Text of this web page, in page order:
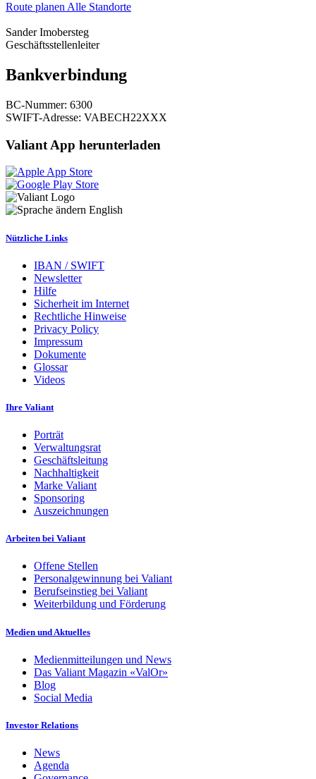
Route planen Alle Standorte
Sander Imobersteg
Geschäftsstellenleiter
Bankverbindung
BC-Nummer: 6300
SWIFT-Adresse: VABECH22XXX
Valiant App herunterladen
English
Nützliche Links
IBAN / SWIFT
Newsletter
Hilfe
Sicherheit im Internet
Rechtliche Hinweise
Privacy Policy
Impressum
Dokumente
Glossar
Videos
Ihre Valiant
Porträt
Verwaltungsrat
Geschäftsleitung
Nachhaltigkeit
Marke Valiant
Sponsoring
Auszeichnungen
Arbeiten bei Valiant
Offene Stellen
Personalgewinnung bei Valiant
Berufseinstieg bei Valiant
Weiterbildung und Förderung
Medien und Aktuelles
Medienmitteilungen und News
Das Valiant Magazin «ValOr»
Blog
Social Media
Investor Relations
News
Agenda